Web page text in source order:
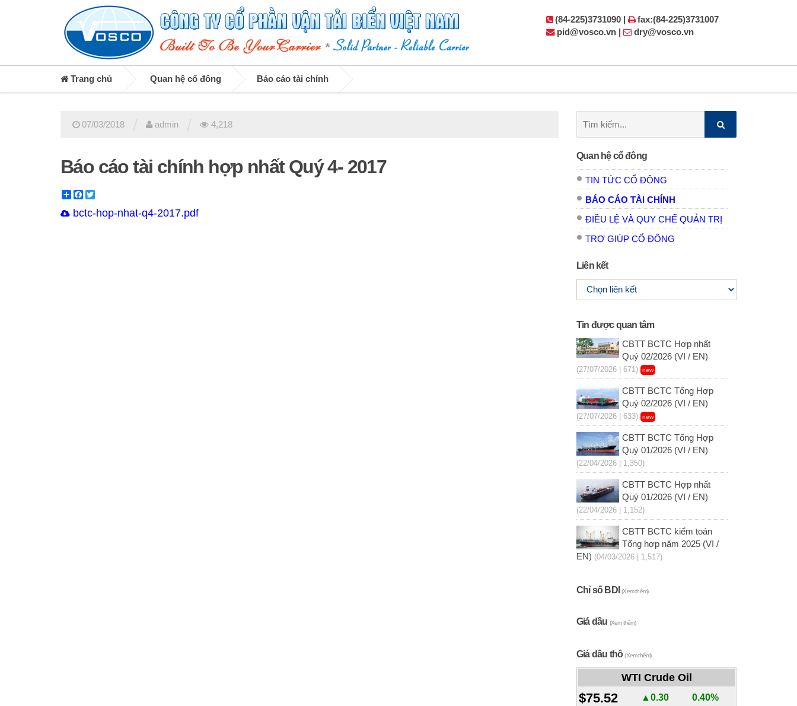
(84-225)3731090 |
fax:(84-225)3731007
pid@vosco.vn |
dry@vosco.vn
Trang chủ Quan hệ cổ đông Báo cáo tài chính
07/03/2018 admin 4,218
Báo cáo tài chính hợp nhất Quý 4- 2017
ShareFacebook
bctc-hop-nhat-q4-2017.pdf
kiếm:
Quan hệ cổ đông
TIN TỨC CỔ ĐÔNG
BÁO CÁO TÀI CHÍNH
ĐIỀU LỆ VÀ QUY CHẾ QUẢN TRỊ
TRỢ GIÚP CỔ ĐÔNG
Liên kết
Tin được quan tâm
CBTT BCTC Hợp nhất
Quý 02/2026 (VI / EN)
(27/07/2026 | 671) new
CBTT BCTC Tổng Hợp
Quý 02/2026 (VI / EN)
(27/07/2026 | 633) new
CBTT BCTC Tổng Hợp
Quý 01/2026 (VI / EN)
(22/04/2026 | 1,350)
CBTT BCTC Hợp nhất
Quý 01/2026 (VI / EN)
(22/04/2026 | 1,152)
CBTT BCTC kiểm toán
Tổng hợp năm 2025 (VI /
EN) (04/03/2026 | 1,517)
Chỉ số BDI(Xem thêm)
Giá dầu (Xem thêm)
Giá dầu thô(Xem thêm)
WTI Crude Oil
$75.52 ▲0.30 0.40%